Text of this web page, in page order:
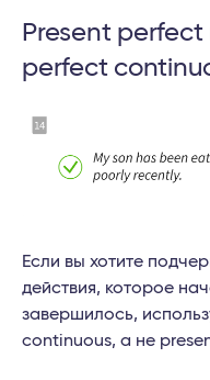
Present
perfect
Если вы хотите
действия, которое
завершилось,
continuous, а не